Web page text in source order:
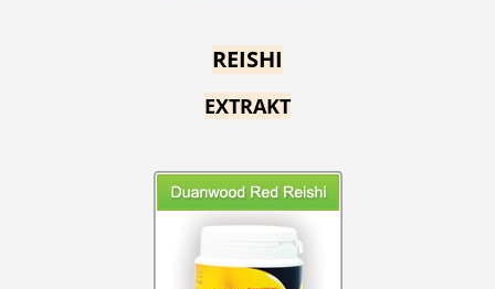
REISHI
EXTRAKT